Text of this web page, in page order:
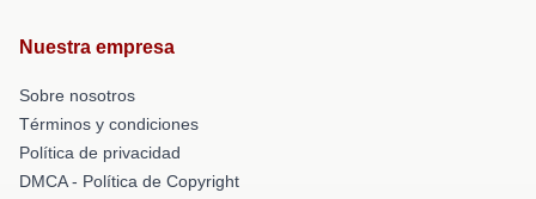
Nuestra empresa
Sobre nosotros
Términos y condiciones
Política de privacidad
DMCA - Política de Copyright